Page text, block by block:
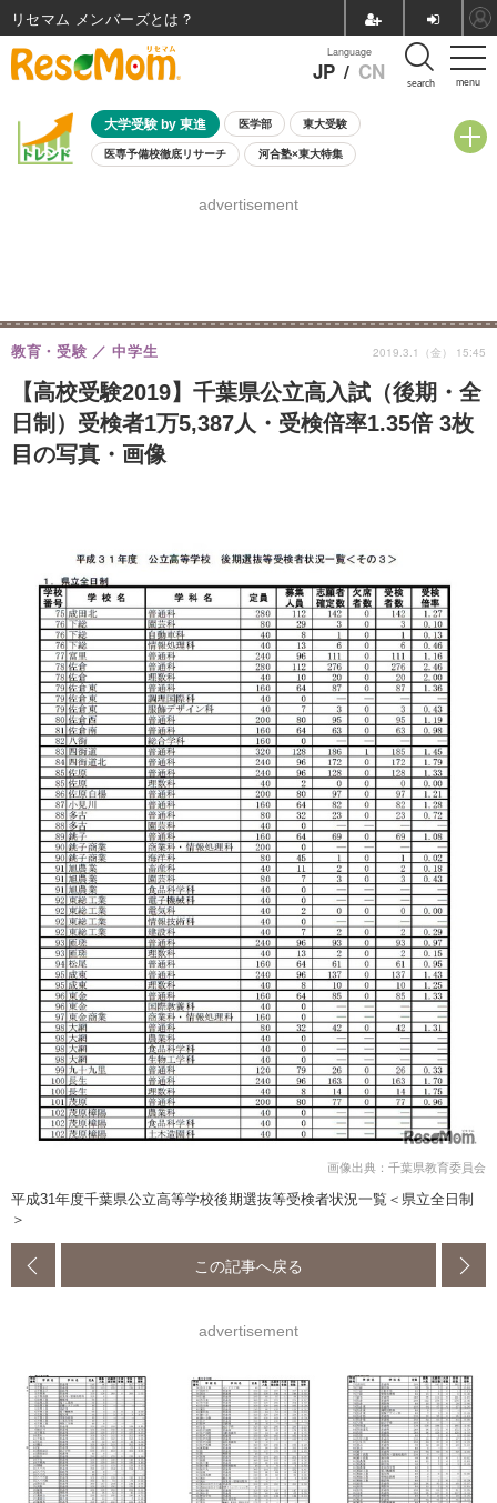
menu
Language
JP / CN search
大学受験 by 東進 医学部 東大受験
医専予備校徹底リサーチ 河合塾×東大特集
8月開催学校説明会・相談会
advertisement
【高校受験2019】千葉県公立高入試（後期・全
日制）受検者1万5,387人・受検倍率1.35倍 3枚
目の写真・画像
教育・受験 中学生 2019.3.1（金） 15:45
画像出典：千葉県教育委員会
平成31年度千葉県公立高等学校後期選抜等受検者状況一覧＜県立全日制
＞
この記事へ戻る
advertisement
リセマム メンバーズ